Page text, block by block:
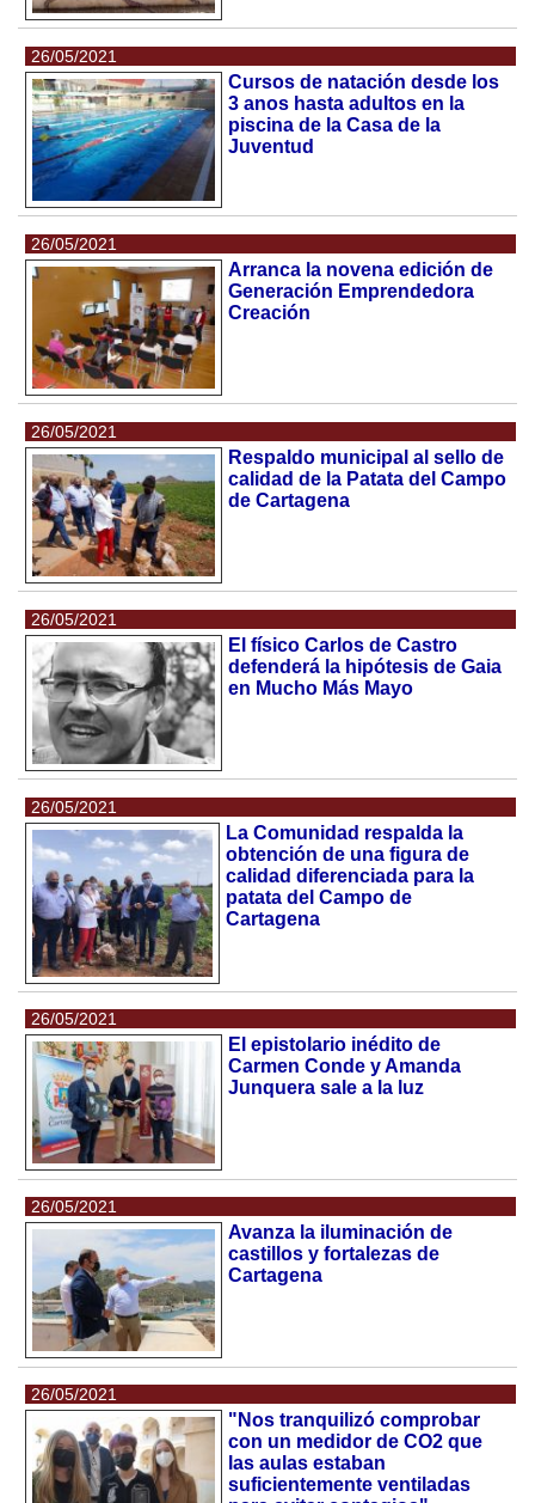
26/05/2021
Cursos de natación desde los
3 anos hasta adultos en la
piscina de la Casa de la
Juventud
26/05/2021
Arranca la novena edición de
Generación Emprendedora
Creación
26/05/2021
Respaldo municipal al sello de
calidad de la Patata del Campo
de Cartagena
26/05/2021
El físico Carlos de Castro
defenderá la hipótesis de Gaia
en Mucho Más Mayo
26/05/2021
La Comunidad respalda la
obtención de una figura de
calidad diferenciada para la
patata del Campo de
Cartagena
26/05/2021
El epistolario inédito de
Carmen Conde y Amanda
Junquera sale a la luz
26/05/2021
Avanza la iluminación de
castillos y fortalezas de
Cartagena
26/05/2021
"Nos tranquilizó comprobar
con un medidor de CO2 que
las aulas estaban
suficientemente ventiladas